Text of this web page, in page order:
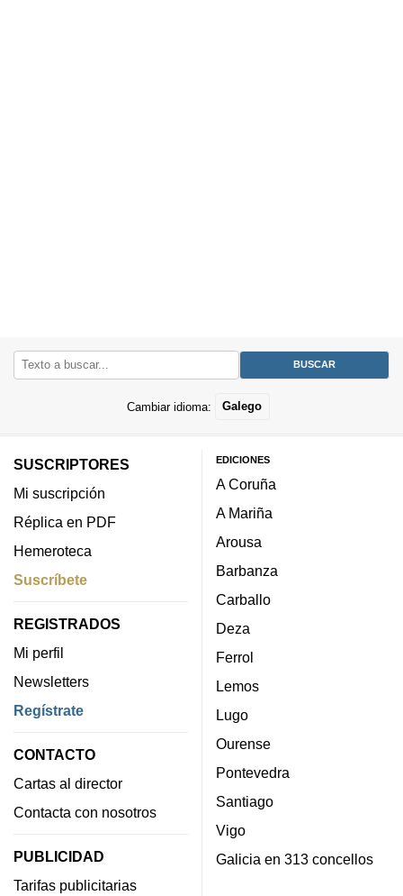
Cambiar idioma: Galego
SUSCRIPTORES
Mi suscripción
Réplica en PDF
Hemeroteca
Suscríbete
REGISTRADOS
Mi perfil
Newsletters
Regístrate
CONTACTO
Cartas al director
Contacta con nosotros
PUBLICIDAD
Tarifas publicitarias
EDICIONES
A Coruña
A Mariña
Arousa
Barbanza
Carballo
Deza
Ferrol
Lemos
Lugo
Ourense
Pontevedra
Santiago
Vigo
Galicia en 313 concellos